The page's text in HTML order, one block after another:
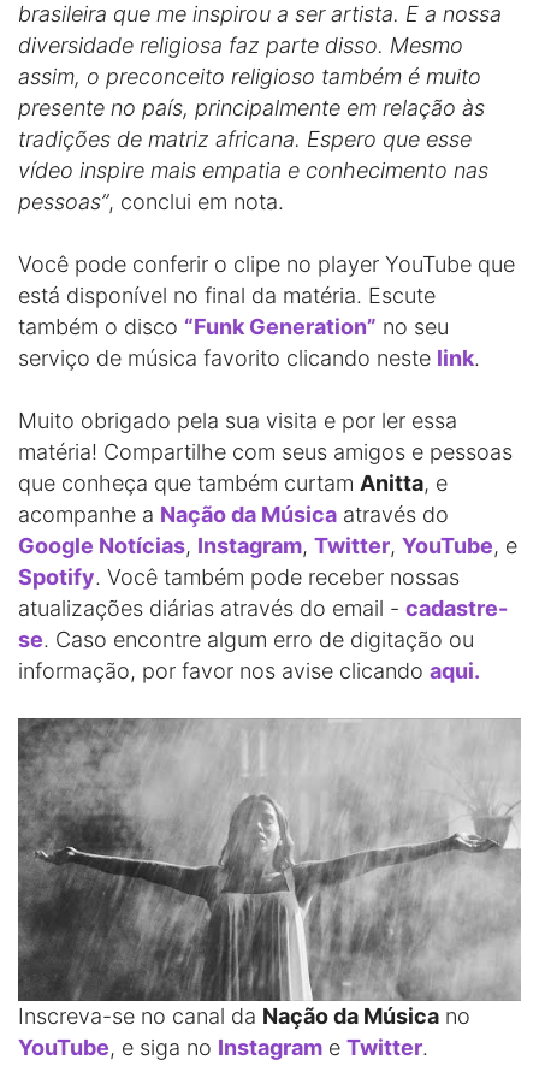
brasileira que me inspirou a ser artista. E a nossa
diversidade religiosa faz parte disso. Mesmo
assim, o preconceito religioso também é muito
presente no país, principalmente em relação às
tradições de matriz africana. Espero que esse
vídeo inspire mais empatia e conhecimento nas
pessoas”, conclui em nota.
Você pode conferir o clipe no player YouTube que
está disponível no final da matéria. Escute
também o disco “Funk Generation” no seu
serviço de música favorito clicando neste link.
Muito obrigado pela sua visita e por ler essa
matéria! Compartilhe com seus amigos e pessoas
que conheça que também curtam Anitta, e
acompanhe a Nação da Música através do
Google Notícias, Instagram, Twitter, YouTube, e
Spotify. Você também pode receber nossas
atualizações diárias através do email - cadastre-
se. Caso encontre algum erro de digitação ou
informação, por favor nos avise clicando aqui.
Inscreva-se no canal da Nação da Música no
YouTube, e siga no Instagram e Twitter.